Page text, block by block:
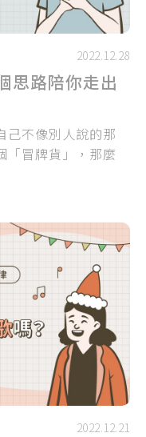
2022.12.28
思路陪你走出
己不像別人說的那
「冒牌貨」，那麼
2022.12.21